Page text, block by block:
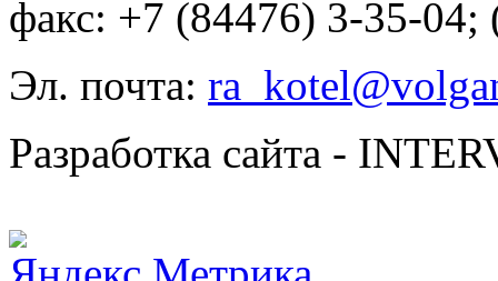
факс: +7 (84476) 3-35-04;
Эл. почта:
Разработка сайта -